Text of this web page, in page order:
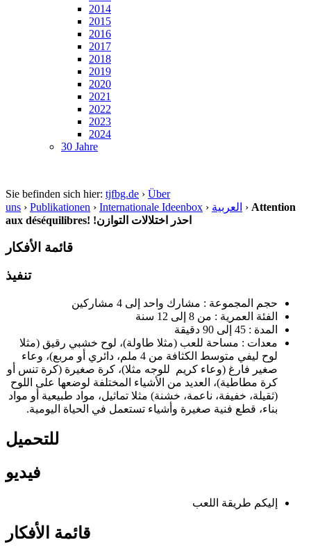
2014
2015
2016
2017
2018
2019
2020
2021
2022
2023
2024
30 Jahre
Sie befinden sich hier: tjfbg.de › Über
uns › Publikationen › Internationale Ideenbox › العربية › Attention
aux déséquilibres! !احذر اختلالات التوازن
قائمة الأفكار
تنفيذ
حجم المجموعة : مشارك واحد إلى 4 مشاركين
الفئة العمرية : من 8 إلى 12 سنة
المدة : 45 إلى 90 دقيقة
معدات : مساحة للعب (مثلا طاولة)، لوح خشبي رقيق (مثلا
لوح ليفي متوسط الكثافة من 4 ملم، دائري أو مربع)، وعاء
صغير فارغ (وعاء كريم للوجه مثلا)، كرة صغيرة (كرة تنس أو
كرة مطاطية)، العديد من الأشياء المختلفة لوضعها على اللوح
(ثقيلة، خفيفة، ناعمة، خشنة) مثلا تماثيل، مواد طبيعية أو مواد
بناء، قطع فنية صغيرة وأشياء تستعمل في الحياة اليومية.
للتحميل
فيديو
إليكم طريقة اللعب
قائمة الأفكار